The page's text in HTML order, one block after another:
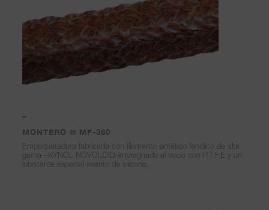
–
MONTERO ® MF-360
Empaquetadura fabricada con filamento sintético fenólico de alta
gama –KYNOL NOVOLOID-impregnado al vacío con P.T.F.E.y un
lubricante especial exento de silicona.